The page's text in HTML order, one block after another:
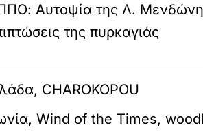
Αυτοψία της Λ. Μενδώνη
της πυρκαγιάς
CHAROKOPOU
Wind of the Times,